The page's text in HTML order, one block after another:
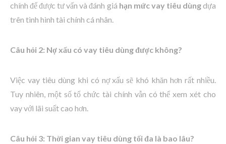
chính để được tư vấn và đánh giá hạn mức vay tiêu dùngdựa
trên tình hình tài chính cá nhân.
Câu hỏi 2: Nợ xấu có vay tiêu dùng được không?
Việc vay tiêu dùng khi có nợ xấu sẽ khó khăn hơn rất nhiều.
Tuy nhiên, một số tổ chức tài chính vẫn có thể xem xét cho
vay với lãi suất cao hơn.
Câu hỏi 3: Thời gian vay tiêu dùng tối đa là bao lâu?